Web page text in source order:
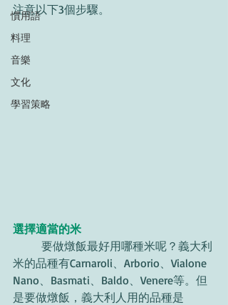
慣用語
料理
音樂
文化
學習策略
注意以下3個步驟。
選擇適當的米
米的品種有Carnaroli、Arborio、Vialone
Nano、Basmati、Baldo、Venere等。但
是要做燉飯，義大利人用的品種是